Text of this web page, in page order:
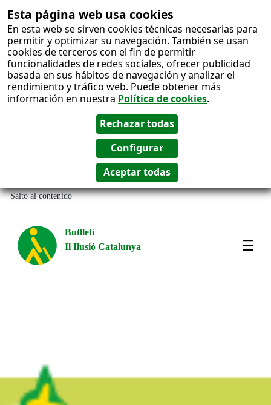
Esta página web usa cookies
En esta web se sirven cookies técnicas necesarias para
permitir y optimizar su navegación. También se usan
cookies de terceros con el fin de permitir
funcionalidades de redes sociales, ofrecer publicidad
basada en sus hábitos de navegación y analizar el
rendimiento y tráfico web. Puede obtener más
información en nuestra Política de cookies.
Salto al contenido
Butlletí
Il Ilusió Catalunya